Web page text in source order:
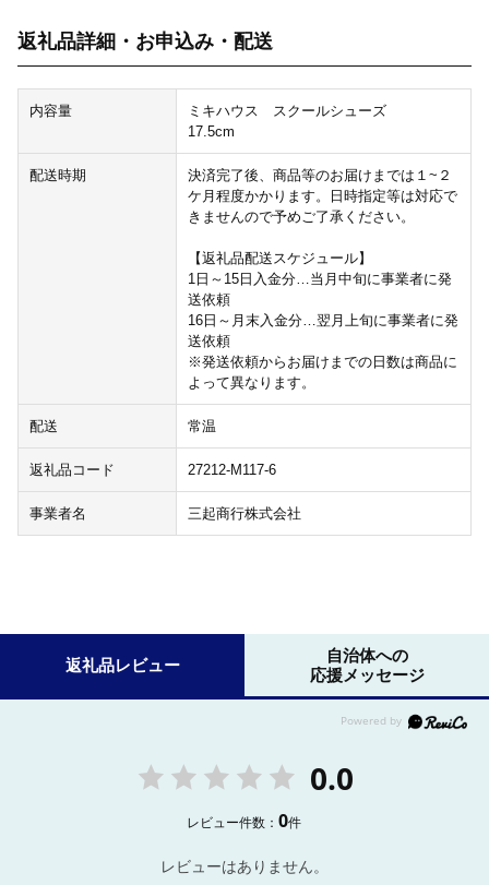
返礼品詳細・お申込み・配送
内容量
ミキハウス スクールシューズ
17.5cm
配送時期
決済完了後、商品等のお届けまでは１~２
ケ月程度かかります。日時指定等は対応で
きませんので予めご了承ください。
【返礼品配送スケジュール】
1日～15日入金分…当月中旬に事業者に発
送依頼
16日～月末入金分…翌月上旬に事業者に発
送依頼
※発送依頼からお届けまでの日数は商品に
よって異なります。
配送 常温
返礼品コード 27212-M117-6
事業者名 三起商行株式会社
返礼品レビュー
自治体への
応援メッセージ
0.0
レビュー件数：0件
レビューはありません。